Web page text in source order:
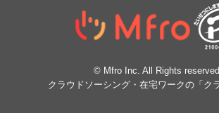
© Mfro Inc. All Rights
クラウドソーシング・在宅ワークの「ク